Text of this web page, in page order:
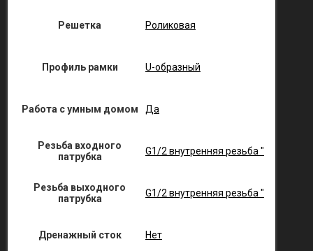
Решетка Роликовая
Профиль рамки U-образный
Работа с умным домом Да
Резьба входного
патрубка
G1/2 внутренняя резьба "
Резьба выходного
патрубка
G1/2 внутренняя резьба "
Дренажный сток Нет